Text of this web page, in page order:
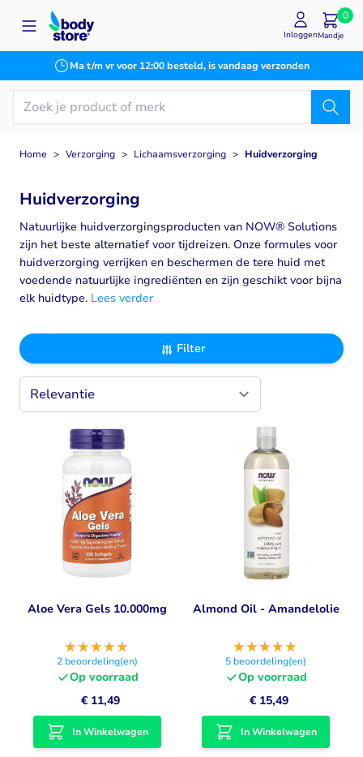
Ga naar de inhoud
Ma t/m vr voor 12:00 besteld, is vandaag verzonden
InloggenMandje
0
Home > Verzorging > Lichaamsverzorging > Huidverzorging
Huidverzorging
Natuurlijke huidverzorgingsproducten van NOW® Solutions
zijn het beste alternatief voor tijdreizen. Onze formules voor
huidverzorging verrijken en beschermen de tere huid met
voedende natuurlijke ingrediënten en zijn geschikt voor bijna
elk huidtype. Lees verder
Filter
Aloe Vera Gels 10.000mg
2 beoordeling(en)
Op voorraad
€ 11,49
In Winkelwagen
Almond Oil - Amandelolie
5 beoordeling(en)
Op voorraad
€ 15,49
In Winkelwagen